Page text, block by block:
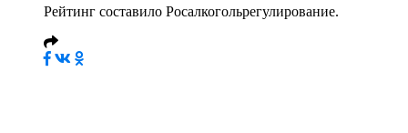
Рейтинг составило Росалкогольрегулирование.